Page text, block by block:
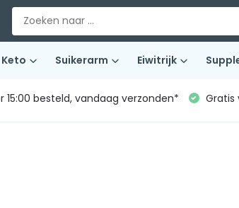
Keto Suikerarm Eiwitrijk
15:00 besteld, vandaag verzonden* Gratis